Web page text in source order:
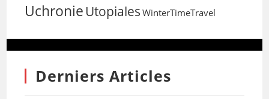
Uchronie Utopiales WinterTimeTravel
Derniers Articles